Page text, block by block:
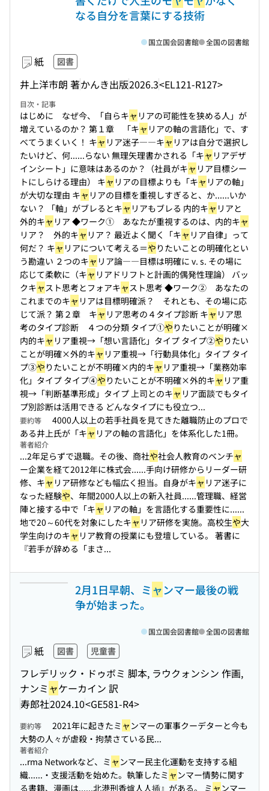
なる自分を言葉にする技術
紙 図書
井上洋市朗 著かんき出版2026.3<EL121-R127>
国立国会図書館 全国の図書館
目次・記事
はじめに なぜ今、「自らキャ リアの可能性を狭める人」が
増えているのか？ 第１章 「キャ リアの軸の言語化」で、す
べてうまくいく！ キャ リア迷子――キャ リアは自分で選択し
たいけど、何......らない 無理矢理書かされる「キャ リアデザ
インシート」に意味はあるのか？（社員がキャ リア目標シー
トにしらける理由） キャ リアの目標よりも「キャ リアの軸」
が大切な理由 キャ リアの目標を重視しすぎると、か......いか
ない？ 「軸」がブレるとキャ リアもブレる 内的キャ リアと
外的キャ リア ◆ワーク① あなたが重視するのは、内的キャ
リア？ 外的キャ リア？ 最近よく聞く「キャ リア自律」って
何だ？ キャ リアについて考える＝や りたいことの明確化とい
う勘違い ２つのキャ リア論――目標は明確に v. s. その場に
応じて柔軟に（キャ リアドリフトと計画的偶発性理論） バッ
クキャスト思考とフォアキャスト思考 ◆ワーク② あなたの
これまでのキャ リアは目標明確派？ それとも、その場に応
じて派？ 第２章 キャ リア思考の４タイプ診断 キャ リア思
考のタイプ診断 ４つの分類 タイプ①や りたいことが明確×
内的キャ リア重視→「想い言語化」タイプ タイプ②や りたい
ことが明確×外的キャ リア重視→「行動具体化」タイプ タイ
プ③や りたいことが不明確×内的キャ リア重視→「業務効率
化」タイプ タイプ④や りたいことが不明確×外的キャ リア重
視→「判断基準形成」タイプ 上司とのキャ リア面談でもタイ
プ別診断は活用できる どんなタイプにも役立つ...
要約等
4000人以上の若手社員を見てきた離職防止のプロで
ある井上氏が「キャ リアの軸の言語化」を体系化した1冊。
著者紹介
...2年足らずで退職。その後、商社や社会人教育のベンチャ
ー企業を経て2012年に株式会......手向け研修からリーダー研
修、キャ リア研修なども幅広く担当。自身がキャ リア迷子に
なった経験や、年間2000人以上の新入社員......管理職、経営
陣と接する中で「キャ リアの軸」を言語化する重要性に......
地で20～60代を対象にしたキャ リア研修を実施。高校生や大
学生向けのキャ リア教育の授業にも登壇している。 著書に
『若手が辞める「まさ...
2月1日早朝、ミャンマー最後の戦
争が始まった。
紙 図書 児童書
フレデリック・ドゥボミ 脚本, ラウクォンシン 作画,
ナンミ ャケーカイン 訳
寿郎社2024.10<GE581-R4>
国立国会図書館 全国の図書館
要約等 2021年に起きたミ ャ ンマーの軍事クーデターと今も
大勢の人々が虐殺・拘禁さている民...
著者紹介
...rma Networkなど、ミ ャ ンマー民主化運動を支持する組
織......・支援活動を始めた。執筆したミ ャ ンマー情勢に関す
る書籍、漫画は......北港刑香爐人人插』がある。 ミ ャ ンマー